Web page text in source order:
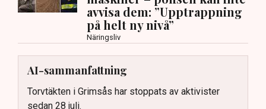
avvisa dem: ”Upptrappning
på helt ny nivå”
Näringsliv
AI-sammanfattning
Torvtäkten i Grimsås har stoppats av aktivister
sedan 28 juli.